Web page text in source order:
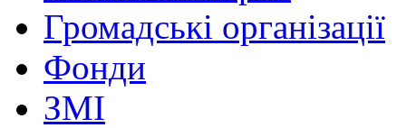
Громадські організації
Фонди
ЗМІ